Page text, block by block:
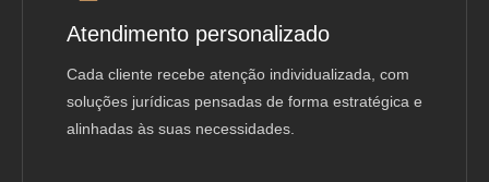
Atendimento personalizado
Cada cliente recebe atenção individualizada, com
soluções jurídicas pensadas de forma estratégica e
alinhadas às suas necessidades.